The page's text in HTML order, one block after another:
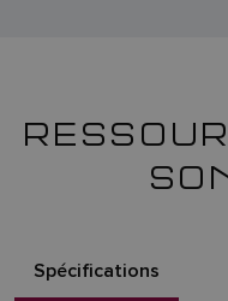
Spécifications